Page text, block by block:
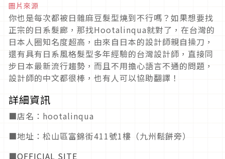
圖片來源
你也是每次都被日雜麻豆髮型燒到不行嗎？如果想要找
正宗的日系髮廊，那找Hootalinqua就對了，在台灣的
日本人圈知名度超高，由來自日本的設計師親自操刀，
還有具有日系風格髮型多年經驗的台灣設計師，直接同
步日本最新流行趨勢，而且不用擔心語言不通的問題，
設計師的中文都很棒，也有人可以協助翻譯！
詳細資訊
■店名：hootalinqua
■地址：松山區富錦街411號1樓（九州鬆餅旁）
■OFFICIAL SITE